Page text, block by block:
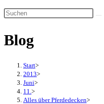
Diese
durchsuchen
Blog
Start>
2013>
Juni>
11. >
Alles über Pferdedecken>